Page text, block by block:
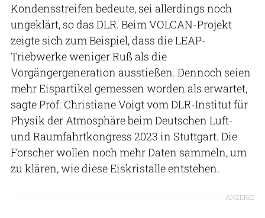
Kondensstreifen bedeute, sei allerdings noch
ungeklärt, so das DLR. Beim VOLCAN-Projekt
zeigte sich zum Beispiel, dass die LEAP-
Triebwerke weniger Ruß als die
Vorgängergeneration ausstießen. Dennoch seien
mehr Eispartikel gemessen worden als erwartet,
sagte Prof. Christiane Voigt vom DLR-Institut für
Physik der Atmosphäre beim Deutschen Luft-
und Raumfahrtkongress 2023 in Stuttgart. Die
Forscher wollen noch mehr Daten sammeln, um
zu klären, wie diese Eiskristalle entstehen.
ANZEIGE